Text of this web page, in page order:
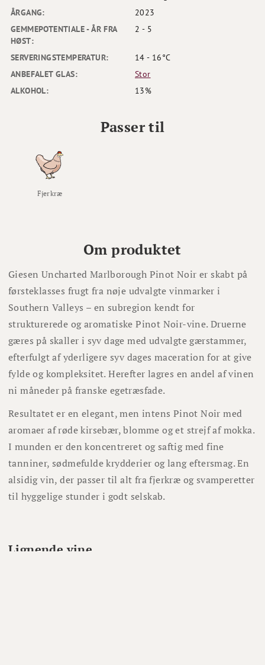
ÅRGANG:
2023
GEMMEPOTENTIALE - ÅR FRA
HØST:
2 - 5
SERVERINGSTEMPERATUR:
14 - 16°C
ANBEFALET GLAS:
Stor
ALKOHOL:
13%
Passer til
Fjerkræ
Om produktet
Giesen Uncharted Marlborough Pinot Noir er skabt på
førsteklasses frugt fra nøje udvalgte vinmarker i
Southern Valleys – en subregion kendt for
strukturerede og aromatiske Pinot Noir-vine. Druerne
gæres på skaller i syv dage med udvalgte gærstammer,
efterfulgt af yderligere syv dages maceration for at give
fylde og kompleksitet. Herefter lagres en andel af vinen
ni måneder på franske egetræsfade.
Resultatet er en elegant, men intens Pinot Noir med
aromaer af røde kirsebær, blomme og et strejf af mokka.
I munden er den koncentreret og saftig med fine
tanniner, sødmefulde krydderier og lang eftersmag. En
alsidig vin, der passer til alt fra fjerkræ og svamperetter
til hyggelige stunder i godt selskab.
Lignende vine